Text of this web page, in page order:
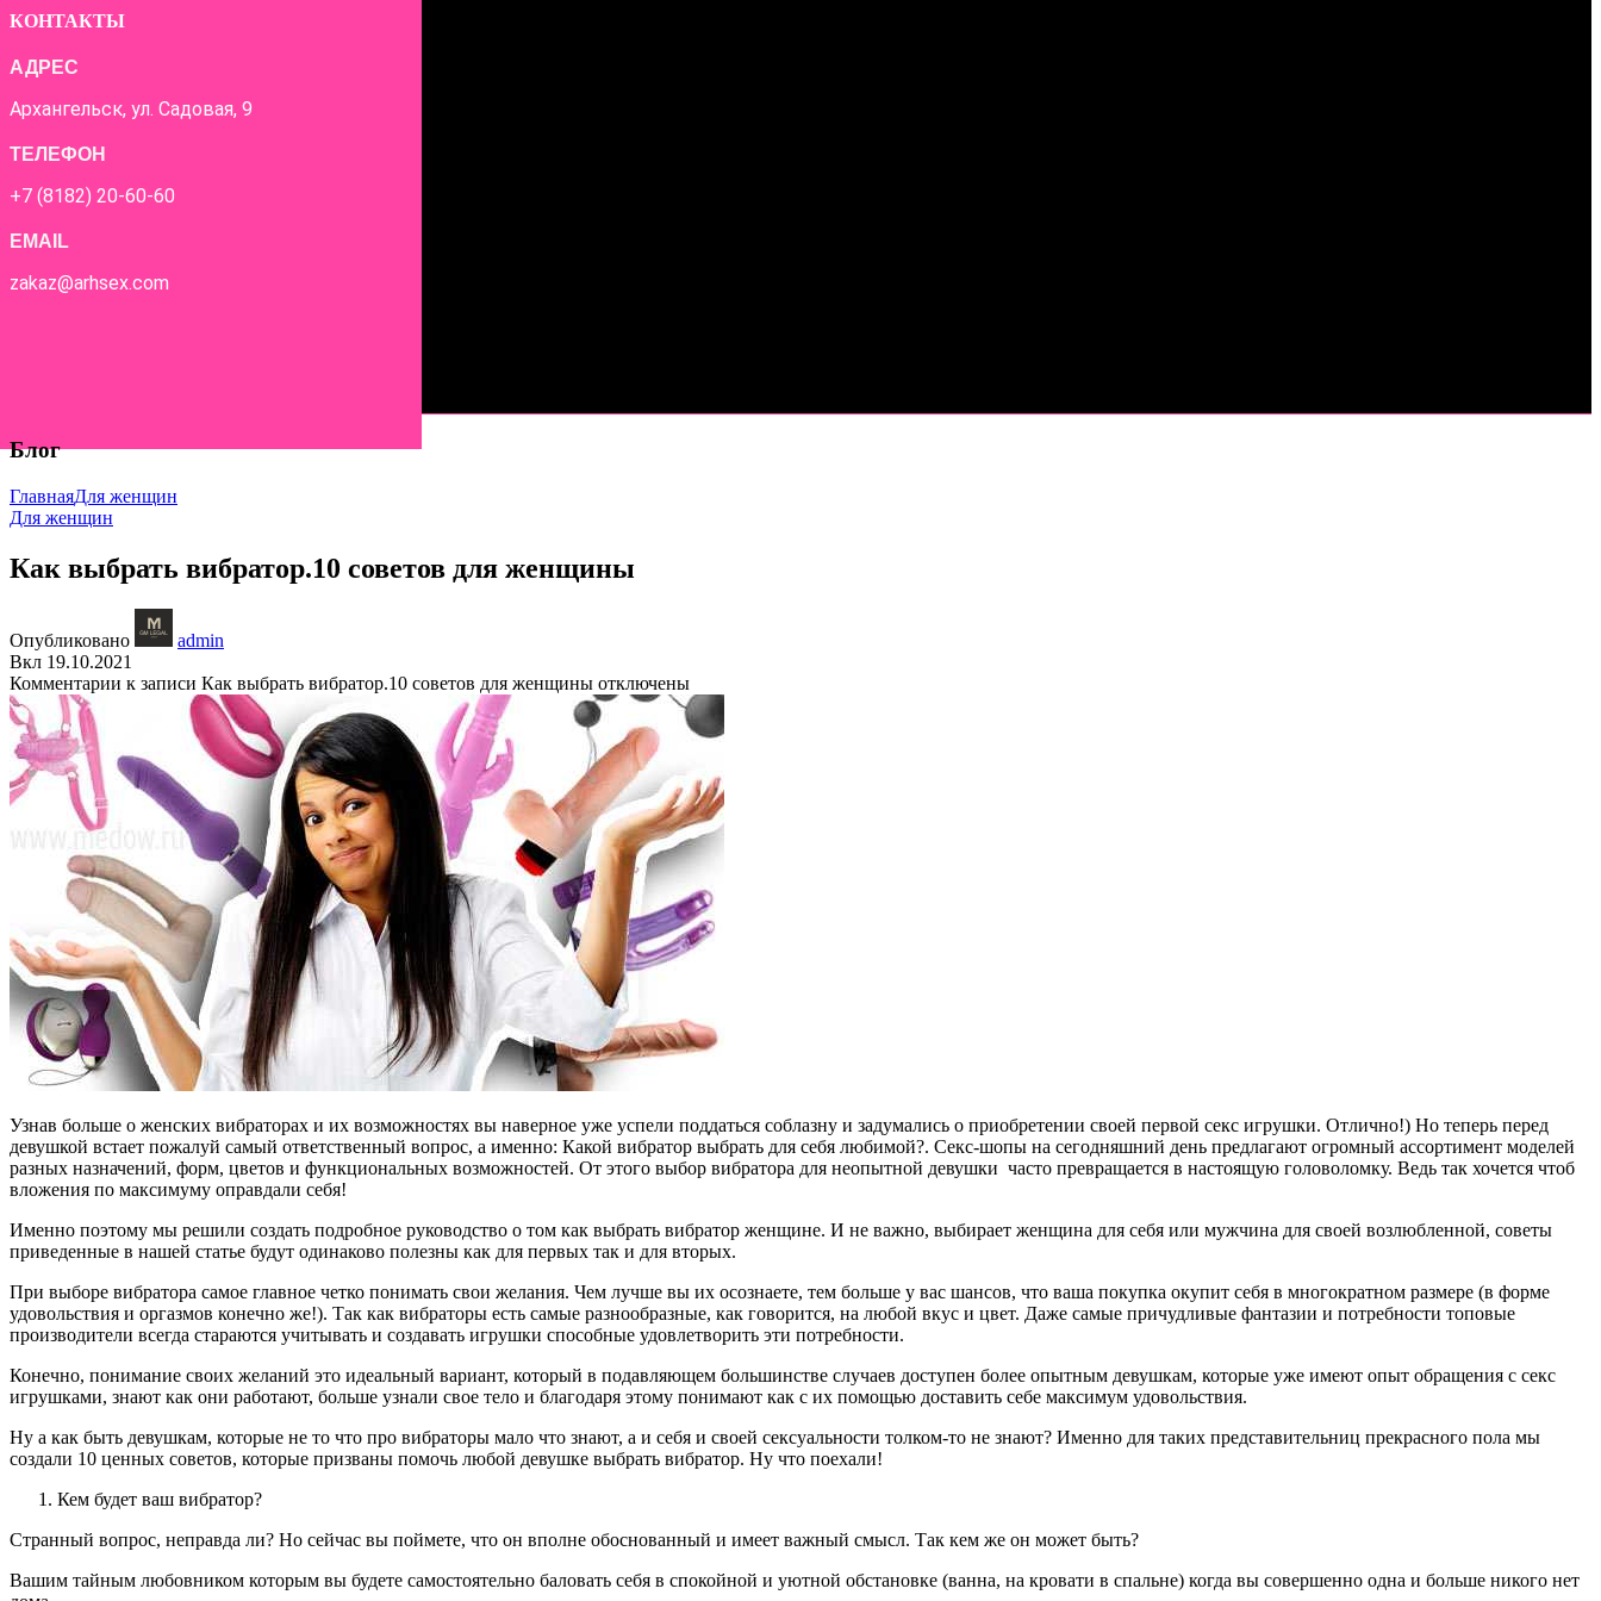
КОНТАКТЫ
АДРЕС
Архангельск, ул. Садовая, 9
ТЕЛЕФОН
+7 (8182) 20-60-60
EMAIL
zakaz@arhsex.com
Блог
ГлавнаяДля женщин
Для женщин
Как выбрать вибратор.10 советов для женщины
Опубликовано
admin
Вкл 19.10.2021
Комментарии к записи Как выбрать вибратор.10 советов для женщины отключены
Узнав больше о женских вибраторах и их возможностях вы наверное уже успели поддаться соблазну и задумались о приобретении своей первой секс игрушки. Отлично!) Но теперь перед
девушкой встает пожалуй самый ответственный вопрос, а именно: Какой вибратор выбрать для себя любимой?. Секс-шопы на сегодняшний день предлагают огромный ассортимент моделей
разных назначений, форм, цветов и функциональных возможностей. От этого выбор вибратора для неопытной девушки часто превращается в настоящую головоломку. Ведь так хочется чтоб
вложения по максимуму оправдали себя!
Именно поэтому мы решили создать подробное руководство о том как выбрать вибратор женщине. И не важно, выбирает женщина для себя или мужчина для своей возлюбленной, советы
приведенные в нашей статье будут одинаково полезны как для первых так и для вторых.
При выборе вибратора самое главное четко понимать свои желания. Чем лучше вы их осознаете, тем больше у вас шансов, что ваша покупка окупит себя в многократном размере (в форме
удовольствия и оргазмов конечно же!). Так как вибраторы есть самые разнообразные, как говорится, на любой вкус и цвет. Даже самые причудливые фантазии и потребности топовые
производители всегда стараются учитывать и создавать игрушки способные удовлетворить эти потребности.
Конечно, понимание своих желаний это идеальный вариант, который в подавляющем большинстве случаев доступен более опытным девушкам, которые уже имеют опыт обращения с секс
игрушками, знают как они работают, больше узнали свое тело и благодаря этому понимают как с их помощью доставить себе максимум удовольствия.
Ну а как быть девушкам, которые не то что про вибраторы мало что знают, а и себя и своей сексуальности толком-то не знают? Именно для таких представительниц прекрасного пола мы
создали 10 ценных советов, которые призваны помочь любой девушке выбрать вибратор. Ну что поехали!
Кем будет ваш вибратор?
Странный вопрос, неправда ли? Но сейчас вы поймете, что он вполне обоснованный и имеет важный смысл. Так кем же он может быть?
Вашим тайным любовником которым вы будете самостоятельно баловать себя в спокойной и уютной обстановке (ванна, на кровати в спальне) когда вы совершенно одна и больше никого нет